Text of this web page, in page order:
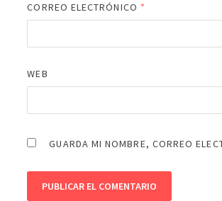
CORREO ELECTRÓNICO *
WEB
GUARDA MI NOMBRE, CORREO